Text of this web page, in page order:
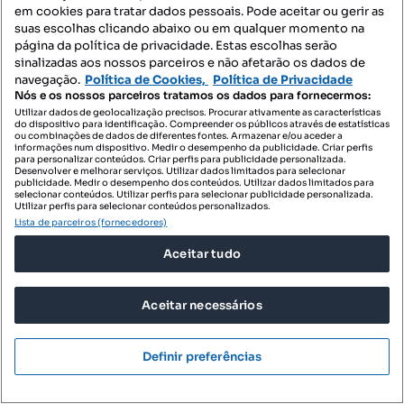
em cookies para tratar dados pessoais. Pode aceitar ou gerir as
suas escolhas clicando abaixo ou em qualquer momento na
página da política de privacidade. Estas escolhas serão
sinalizadas aos nossos parceiros e não afetarão os dados de
navegação. Política de Cookies, Política de Privacidade
Nós e os nossos parceiros tratamos os dados para fornecermos:
Utilizar dados de geolocalização precisos. Procurar ativamente as características
do dispositivo para identificação. Compreender os públicos através de estatísticas
ou combinações de dados de diferentes fontes. Armazenar e/ou aceder a
informações num dispositivo. Medir o desempenho da publicidade. Criar perfis
para personalizar conteúdos. Criar perfis para publicidade personalizada.
Desenvolver e melhorar serviços. Utilizar dados limitados para selecionar
publicidade. Medir o desempenho dos conteúdos. Utilizar dados limitados para
selecionar conteúdos. Utilizar perfis para selecionar publicidade personalizada.
Utilizar perfis para selecionar conteúdos personalizados.
Lista de parceiros (fornecedores)
Aceitar tudo
Aceitar necessários
Definir preferências